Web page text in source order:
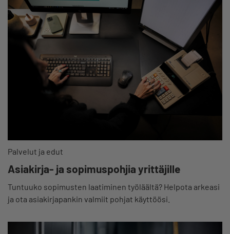
Palvelut ja edut
Asiakirja- ja sopimuspohjia yrittäjille
Tuntuuko sopimusten laatiminen työläältä? Helpota arkeasi
ja ota asiakirjapankin valmiit pohjat käyttöösi.